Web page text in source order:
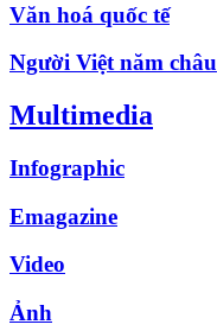
Văn hoá quốc tế
Người Việt năm châu
Multimedia
Infographic
Emagazine
Video
Ảnh